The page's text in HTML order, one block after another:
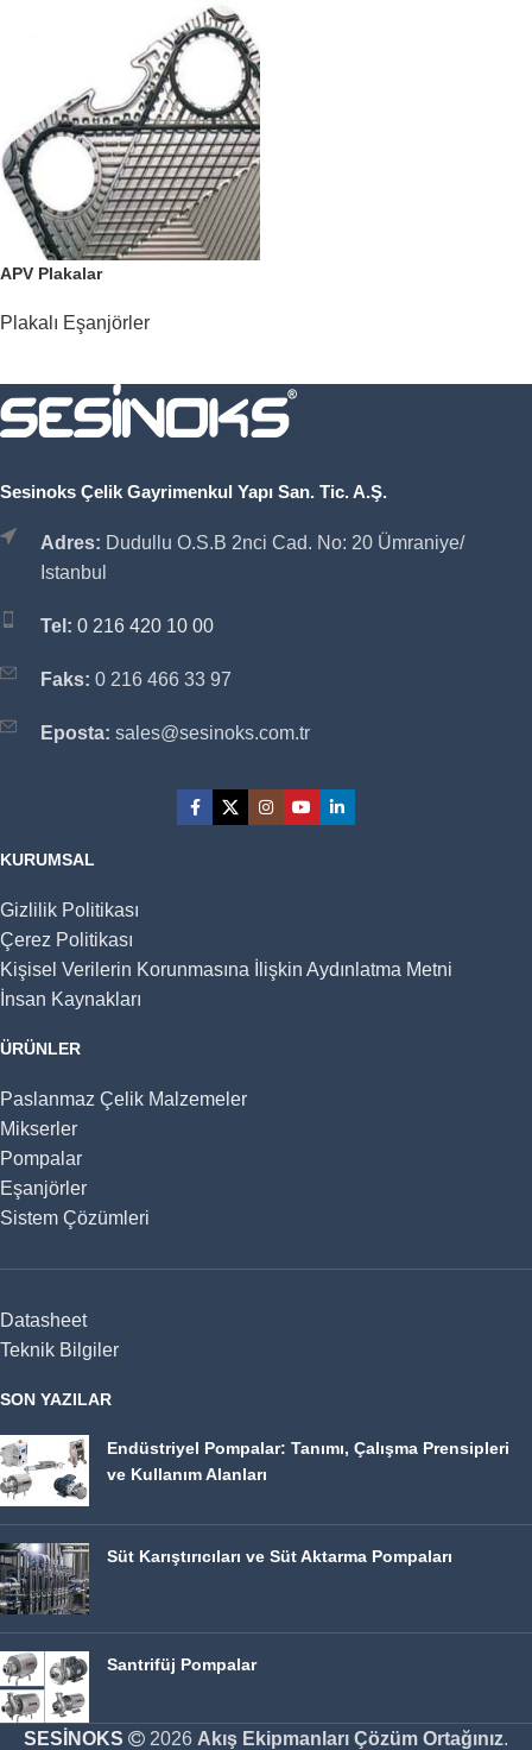
APV Plakalar
Plakalı Eşanjörler
Sesinoks Çelik Gayrimenkul Yapı San. Tic. A.Ş.
Adres: Dudullu O.S.B 2nci Cad. No: 20 Ümraniye/
Istanbul
Tel: 0 216 420 10 00
Faks: 0 216 466 33 97
Eposta: sales@sesinoks.com.tr
KURUMSAL
Gizlilik Politikası
Çerez Politikası
Kişisel Verilerin Korunmasına İlişkin Aydınlatma Metni
İnsan Kaynakları
ÜRÜNLER
Paslanmaz Çelik Malzemeler
Mikserler
Pompalar
Eşanjörler
Sistem Çözümleri
Datasheet
Teknik Bilgiler
SON YAZILAR
Endüstriyel Pompalar: Tanımı, Çalışma Prensipleri
ve Kullanım Alanları
Süt Karıştırıcıları ve Süt Aktarma Pompaları
Santrifüj Pompalar
SESİNOKS 2026 Akış Ekipmanları Çözüm Ortağınız.